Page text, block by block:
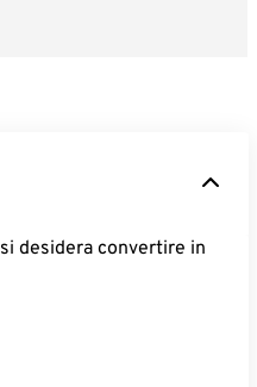
desidera convertire in